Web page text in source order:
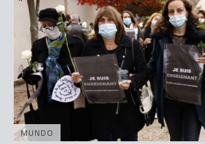
MUNDO